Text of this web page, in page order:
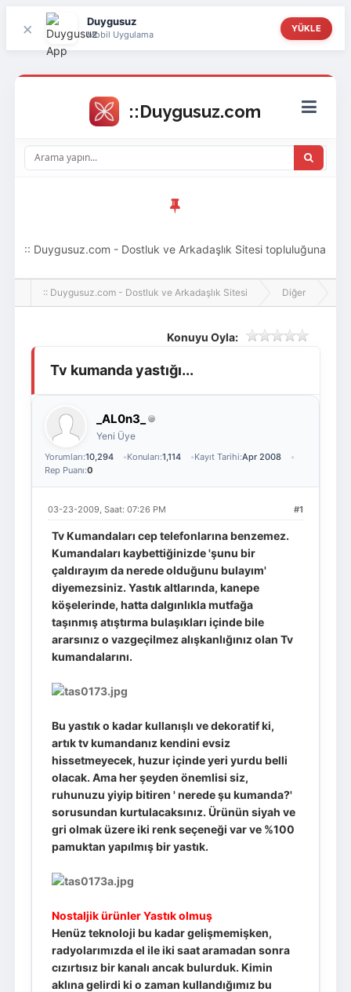
× Duygusuz
Mobil Uygulama
YÜKLE
Giriş Yap
:: Duygusuz.com - Dostluk ve Arkadaşlık Sitesi topluluğuna
hoş geldin ziyaretçi! Aramıza katılmak istersen kayıt
:: Duygusuz.com - Dostluk ve Arkadaşlık Sitesi Diğer
Konuyu Oyla:
Tv kumanda yastığı...
_AL0n3_
Yeni Üye
Yorumları:10,294 Konuları:1,114 Kayıt Tarihi:Apr 2008
Rep Puanı:0
#1
03-23-2009, Saat: 07:26 PM
Tv Kumandaları cep telefonlarına benzemez.
Kumandaları kaybettiğinizde 'şunu bir
çaldırayım da nerede olduğunu bulayım'
diyemezsiniz. Yastık altlarında, kanepe
köşelerinde, hatta dalgınlıkla mutfağa
taşınmış atıştırma bulaşıkları içinde bile
ararsınız o vazgeçilmez alışkanlığınız olan Tv
kumandalarını.
Bu yastık o kadar kullanışlı ve dekoratif ki,
artık tv kumandanız kendini evsiz
hissetmeyecek, huzur içinde yeri yurdu belli
olacak. Ama her şeyden önemlisi siz,
ruhunuzu yiyip bitiren ' nerede şu kumanda?'
sorusundan kurtulacaksınız. Ürünün siyah ve
gri olmak üzere iki renk seçeneği var ve %100
pamuktan yapılmış bir yastık.
Nostaljik ürünler Yastık olmuş
Henüz teknoloji bu kadar gelişmemişken,
radyolarımızda el ile iki saat aramadan sonra
cızırtısız bir kanalı ancak bulurduk. Kimin
aklına gelirdi ki o zaman kullandığımız bu